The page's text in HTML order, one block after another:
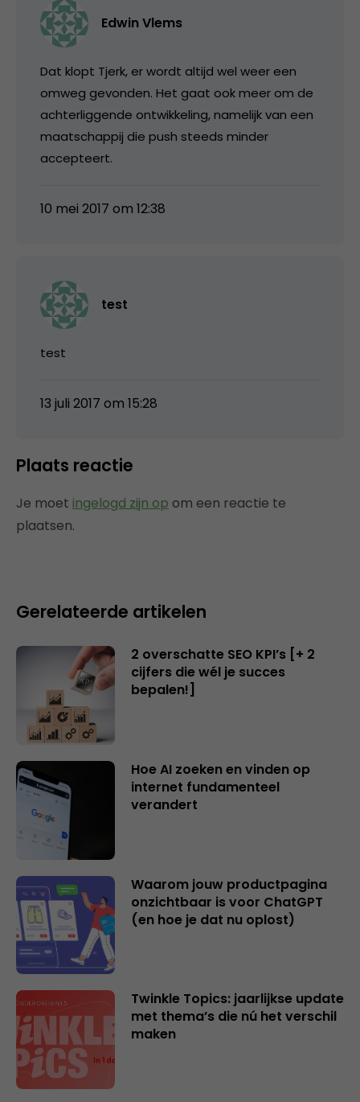
Edwin Vlems
Dat klopt Tjerk, er wordt altijd wel weer een
omweg gevonden. Het gaat ook meer om de
achterliggende ontwikkeling, namelijk van een
maatschappij die push steeds minder
accepteert.
10 mei 2017 om 12:38
test
test
13 juli 2017 om 15:28
Plaats reactie
Je moet ingelogd zijn op om een reactie te
plaatsen.
Gerelateerde artikelen
2 overschatte SEO KPI’s [+ 2
cijfers die wél je succes
bepalen!]
Hoe AI zoeken en vinden op
internet fundamenteel
verandert
Waarom jouw productpagina
onzichtbaar is voor ChatGPT
(en hoe je dat nu oplost)
Twinkle Topics: jaarlijkse update
met thema’s die nú het verschil
maken